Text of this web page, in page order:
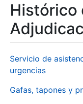
Histórico
Servicio de
urgencias
Gafas, tapones y